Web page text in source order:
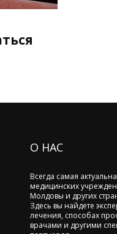
О НАС
Всегда самая
медицинских
Молдовы и других
Здесь вы найдете
лечения, способах
врачами и другими